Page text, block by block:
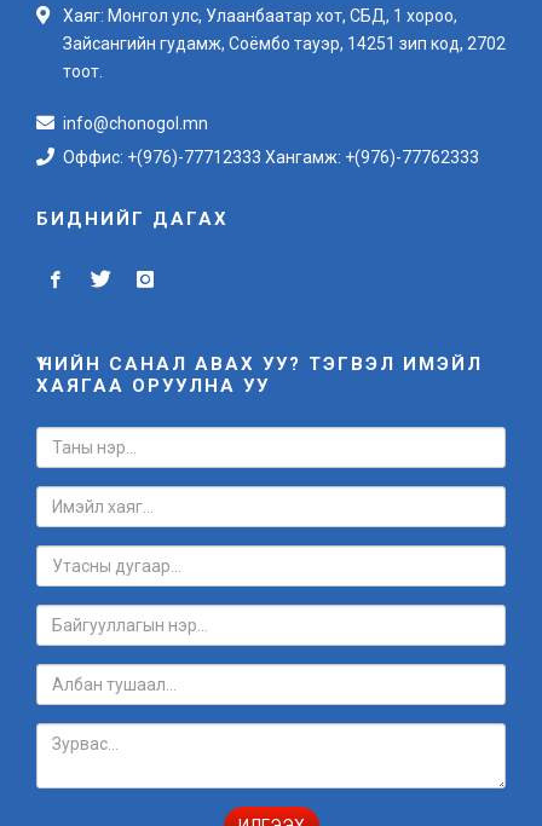
Хаяг: Монгол улс, Улаанбаатар хот, СБД, 1 хороо,
Зайсангийн гудамж, Соёмбо тауэр, 14251 зип код, 2702
тоот.
info@chonogol.mn
Оффис: +(976)-77712333 Хангамж: +(976)-77762333
БИДНИЙГ ДАГАХ
ҮНИЙН САНАЛ АВАХ УУ? ТЭГВЭЛ ИМЭЙЛ
ХАЯГАА ОРУУЛНА УУ